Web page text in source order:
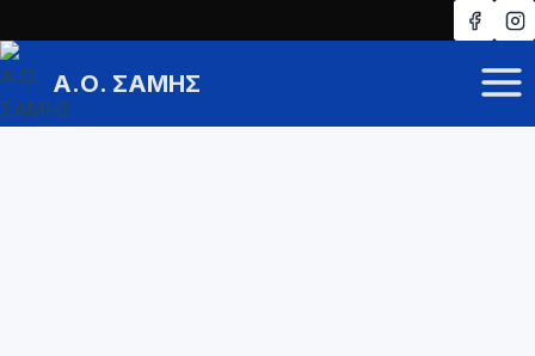
to
contentΑ.Ο. ΣΑΜΗΣ